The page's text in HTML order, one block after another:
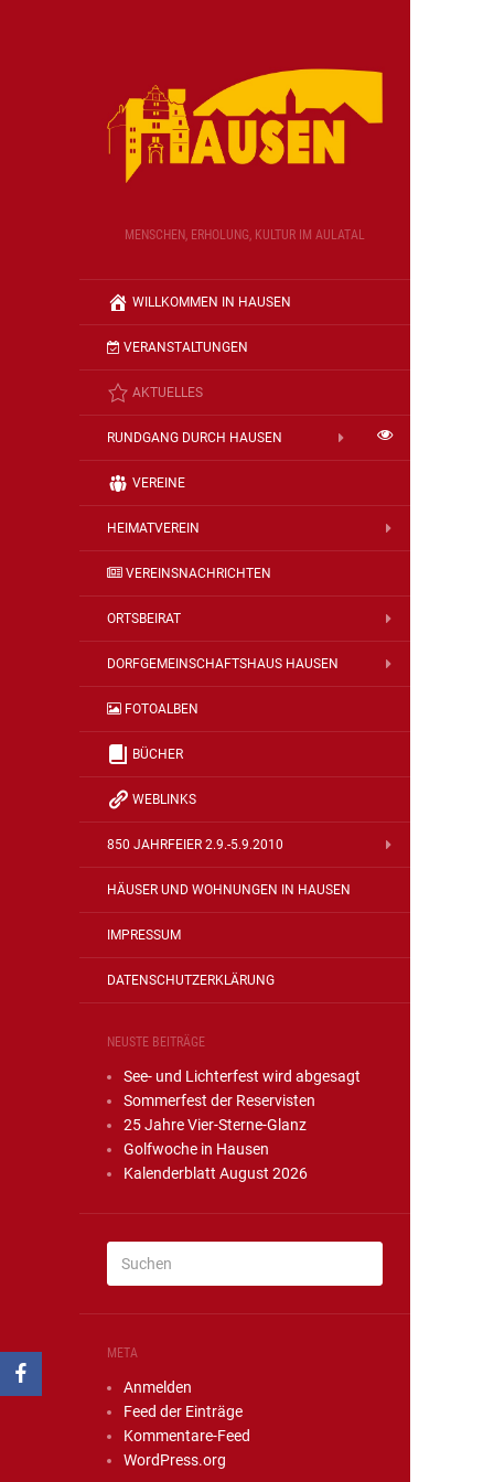
MENSCHEN, ERHOLUNG, KULTUR IM AULATAL
WILLKOMMEN IN HAUSEN
VERANSTALTUNGEN
AKTUELLES
RUNDGANG DURCH HAUSEN
VEREINE
HEIMATVEREIN
VEREINSNACHRICHTEN
ORTSBEIRAT
DORFGEMEINSCHAFTSHAUS HAUSEN
FOTOALBEN
BÜCHER
WEBLINKS
850 JAHRFEIER 2.9.-5.9.2010
HÄUSER UND WOHNUNGEN IN HAUSEN
IMPRESSUM
DATENSCHUTZERKLÄRUNG
NEUSTE BEITRÄGE
See- und Lichterfest wird abgesagt
Sommerfest der Reservisten
25 Jahre Vier-Sterne-Glanz
Golfwoche in Hausen
Kalenderblatt August 2026
META
Anmelden
Feed der Einträge
Kommentare-Feed
WordPress.org